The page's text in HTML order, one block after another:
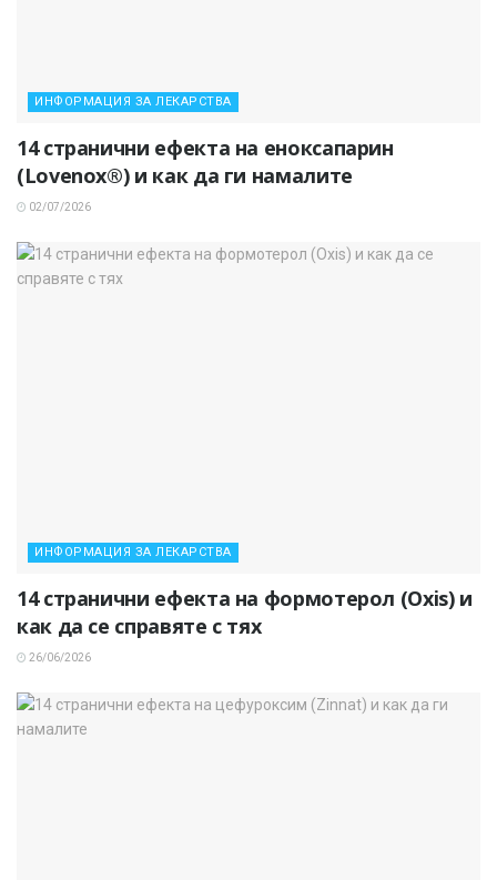
ИНФОРМАЦИЯ ЗА ЛЕКАРСТВА
14 странични ефекта на еноксапарин
(Lovenox®) и как да ги намалите
02/07/2026
ИНФОРМАЦИЯ ЗА ЛЕКАРСТВА
14 странични ефекта на формотерол (Oxis) и
как да се справяте с тях
26/06/2026